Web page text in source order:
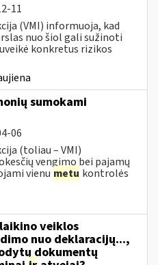
11
(VMI) informuoja, kad
nuo šiol gali sužinoti
konkretus rizikos
sumokami
06
(toliau – VMI)
vengimo bei pajamų
vienu metu kontrolės
veiklos
nuo deklaracijų...,
dokumentų